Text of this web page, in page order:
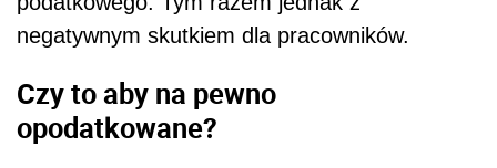
negatywnym skutkiem dla pracowników.
Czy to aby na pewno
opodatkowane?